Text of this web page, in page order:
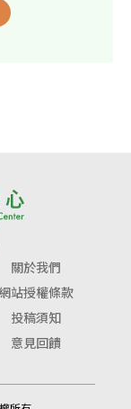
關於我們
網站授權條款
投稿須知
意見回饋